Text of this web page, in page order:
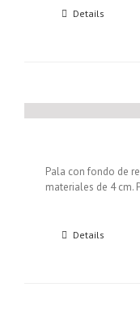
Details
Pala con fondo de
materiales de 4 cm.
Details